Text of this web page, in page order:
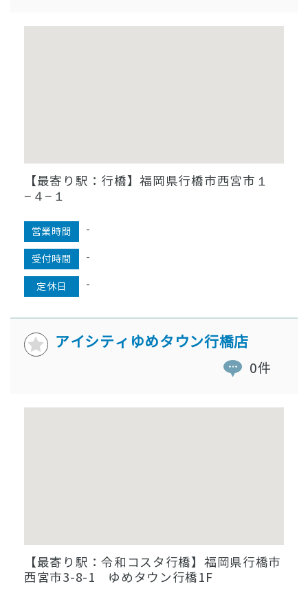
【最寄り駅：行橋】福岡県行橋市西宮市１
−４−１
営業時間 -
受付時間 -
定休日 -
アイシティゆめタウン行橋店
0件
【最寄り駅：令和コスタ行橋】福岡県行橋市
西宮市3-8-1 ゆめタウン行橋1F